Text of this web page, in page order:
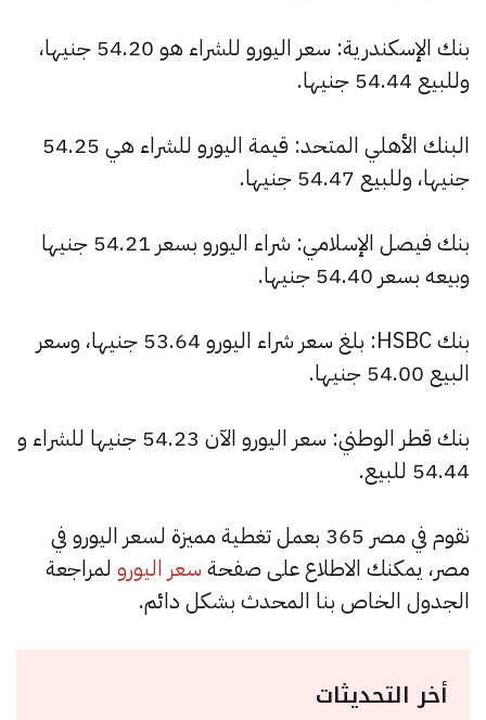
بنك الإسكندرية: سعر اليورو للشراء هو 54.20 جنيها،
وللبيع 54.44 جنيها.
البنك الأهلي المتحد: قيمة اليورو للشراء هي 54.25
جنيها، وللبيع 54.47 جنيها.
بنك فيصل الإسلامي: شراء اليورو بسعر 54.21 جنيها
وبيعه بسعر 54.40 جنيها.
بنك HSBC: بلغ سعر شراء اليورو 53.64 جنيها، وسعر
البيع 54.00 جنيها.
بنك قطر الوطني: سعر اليورو الآن 54.23 جنيها للشراء و
54.44 للبيع.
نقوم في مصر 365 بعمل تغطية مميزة لسعر اليورو في
مصر، يمكنك الاطلاع على صفحة سعر اليورو لمراجعة
الجدول الخاص بنا المحدث بشكل دائم.
أخر التحديثات